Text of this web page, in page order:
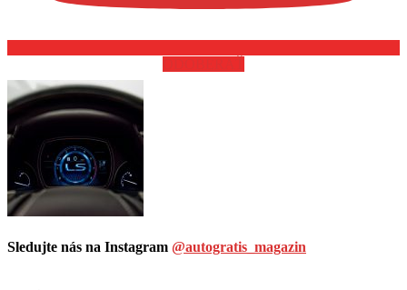
Sledujte nás na Instagram @autogratis_magazin